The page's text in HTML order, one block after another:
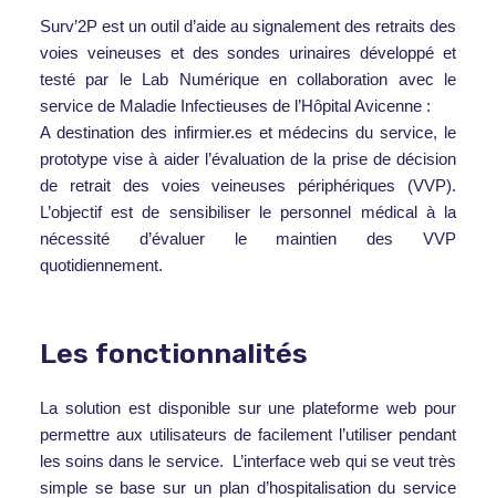
Surv’2P est un outil d’aide au signalement des retraits des
voies veineuses et des sondes urinaires développé et
testé par le Lab Numérique en collaboration avec le
service de Maladie Infectieuses de l’Hôpital Avicenne :
A destination des infirmier.es et médecins du service, le
prototype vise à aider l’évaluation de la prise de décision
de retrait des voies veineuses périphériques (VVP).
L’objectif est de sensibiliser le personnel médical à la
nécessité d’évaluer le maintien des VVP
quotidiennement.
Les fonctionnalités
La solution est disponible sur une plateforme web pour
permettre aux utilisateurs de facilement l’utiliser pendant
les soins dans le service. L’interface web qui se veut très
simple se base sur un plan d’hospitalisation du service